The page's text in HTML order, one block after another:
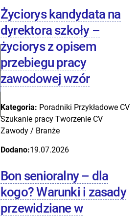
Życiorys kandydata na
dyrektora szkoły –
życiorys z opisem
przebiegu pracy
zawodowej wzór
Kategoria: Poradniki Przykładowe CV
Szukanie pracy Tworzenie CV
Zawody / Branże
Dodano:19.07.2026
Bon senioralny – dla
kogo? Warunki i zasady
przewidziane w